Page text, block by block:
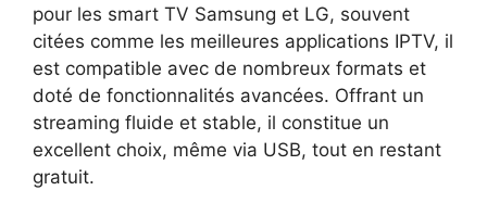
pour les smart TV Samsung et LG, souvent
citées comme les meilleures applications IPTV, il
est compatible avec de nombreux formats et
doté de fonctionnalités avancées. Offrant un
streaming fluide et stable, il constitue un
excellent choix, même via USB, tout en restant
gratuit.